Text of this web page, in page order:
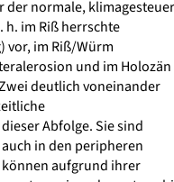
der normale,
h. im Riß herrschte
vor, im Riß/Würm
und im Holozän
deutlich voneinander
Abfolge. Sie sind
in den peripheren
aufgrund ihrer